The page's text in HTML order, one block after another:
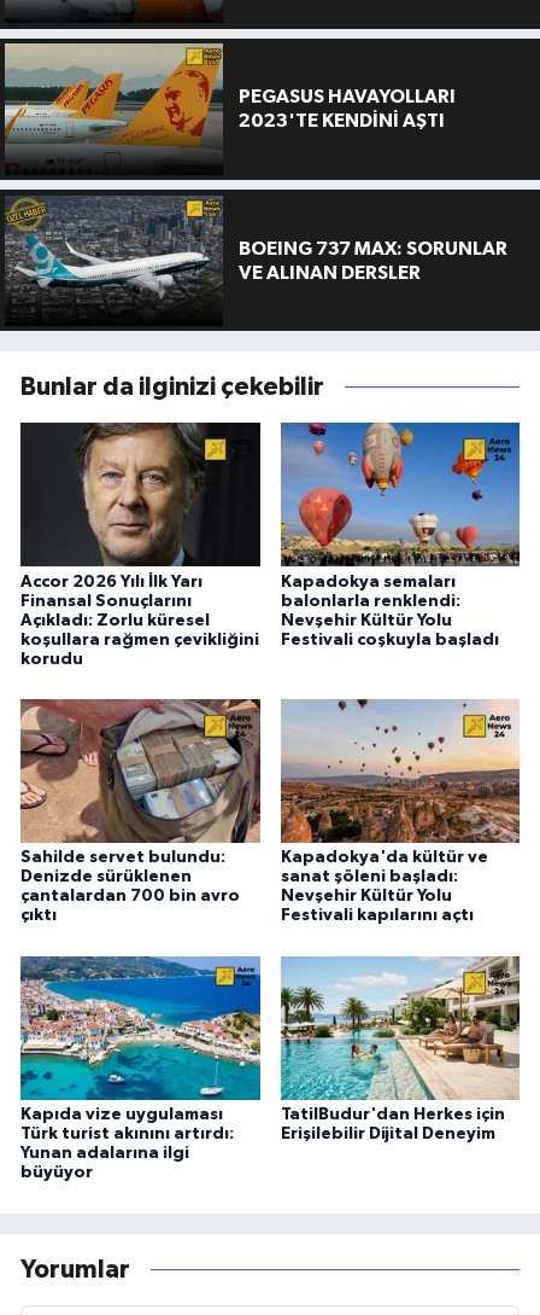
PEGASUS HAVAYOLLARI
2023'TE KENDİNİ AŞTI
BOEING 737 MAX: SORUNLAR
VE ALINAN DERSLER
Bunlar da ilginizi çekebilir
Accor 2026 Yılı İlk Yarı
Finansal Sonuçlarını
Açıkladı: Zorlu küresel
koşullara rağmen çevikliğini
korudu
Kapadokya semaları
balonlarla renklendi:
Nevşehir Kültür Yolu
Festivali coşkuyla başladı
Sahilde servet bulundu:
Denizde sürüklenen
çantalardan 700 bin avro
çıktı
Kapadokya'da kültür ve
sanat şöleni başladı:
Nevşehir Kültür Yolu
Festivali kapılarını açtı
Kapıda vize uygulaması
Türk turist akınını artırdı:
Yunan adalarına ilgi
büyüyor
TatilBudur'dan Herkes için
Erişilebilir Dijital Deneyim
Yorumlar